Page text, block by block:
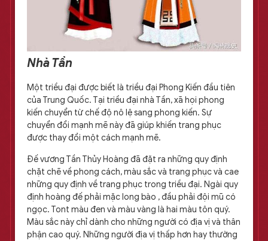
Nhà Tần
Một triều đại được biết là triều đại Phong Kiến đầu tiên
của Trung Quốc. Tại triều đại nhà Tần, xã họi phong
kiến chuyển từ chế độ nô lệ sang phong kiến. Sự
chuyển đổi mạnh mẽ này đã giúp khiến trang phục
được thay đổi một cách mạnh mẽ.
Đế vương Tần Thủy Hoàng đã đặt ra những quy định
chặt chẽ về phong cách, màu sắc và trang phục và cae
những quy định về trang phục trong triều đại. Ngài quy
định hoàng đế phải mặc long bào , đầu phải đội mũ có
ngọc. Tont màu đen và màu vàng là hai màu tôn quý.
Màu sắc này chỉ dành cho những người có địa vị và thân
phận cao quý. Những người địa vị thấp hơn hay thường